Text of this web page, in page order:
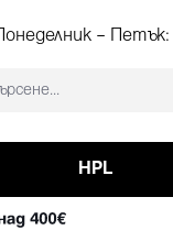
Понеделник – Петък:
HPL